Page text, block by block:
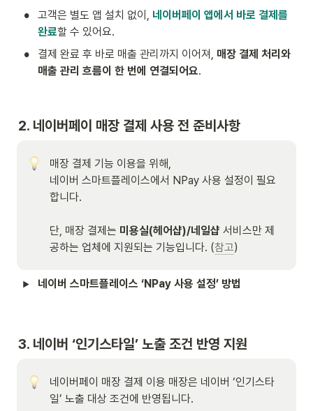
• 고객은 별도 앱 설치 없이, 네이버페이 앱에서 바로 결제를
완료할 수 있어요.
• 결제 완료 후 바로 매출 관리까지 이어져, 매장 결제 처리와
매출 관리 흐름이 한 번에 연결되어요.
2. 네이버페이 매장 결제 사용 전 준비사항
매장 결제 기능 이용을 위해,
네이버 스마트플레이스에서 NPay 사용 설정이 필요
합니다.
단, 매장 결제는 미용실(헤어샵)/네일샵 서비스만 제
공하는 업체에 지원되는 기능입니다. (참고)
네이버 스마트플레이스 ‘NPay 사용 설정’ 방법
3. 네이버 ‘인기스타일’ 노출 조건 반영 지원
네이버페이 매장 결제 이용 매장은 네이버 ‘인기스타
일’ 노출 대상 조건에 반영됩니다.